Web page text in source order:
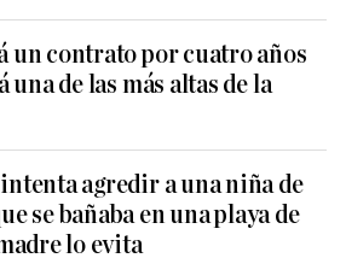
un contrato por cuatro años
una de las más altas de la
agredir a una niña de
se bañaba en una playa de
lo evita